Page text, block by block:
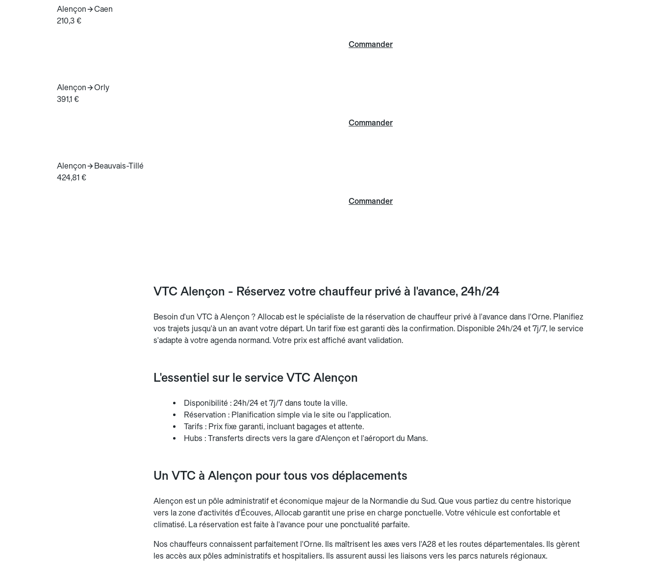
Alençon
Caen
210,3 €
Commander
Alençon
Orly
391,1 €
Commander
Alençon
Beauvais-Tillé
424,81 €
Commander
VTC Alençon - Réservez votre chauffeur privé à l'avance, 24h/24
Besoin d'un VTC à Alençon ? Allocab est le spécialiste de la réservation de chauffeur privé à l'avance dans l'Orne. Planifiez
vos trajets jusqu'à un an avant votre départ. Un tarif fixe est garanti dès la confirmation. Disponible 24h/24 et 7j/7, le service
s'adapte à votre agenda normand. Votre prix est affiché avant validation.
L'essentiel sur le service VTC Alençon
Disponibilité : 24h/24 et 7j/7 dans toute la ville.
Réservation : Planification simple via le site ou l'application.
Tarifs : Prix fixe garanti, incluant bagages et attente.
Hubs : Transferts directs vers la gare d'Alençon et l'aéroport du Mans.
Un VTC à Alençon pour tous vos déplacements
Alençon est un pôle administratif et économique majeur de la Normandie du Sud. Que vous partiez du centre historique
vers la zone d'activités d'Écouves, Allocab garantit une prise en charge ponctuelle. Votre véhicule est confortable et
climatisé. La réservation est faite à l'avance pour une ponctualité parfaite.
Nos chauffeurs connaissent parfaitement l'Orne. Ils maîtrisent les axes vers l'A28 et les routes départementales. Ils gèrent
les accès aux pôles administratifs et hospitaliers. Ils assurent aussi les liaisons vers les parcs naturels régionaux.